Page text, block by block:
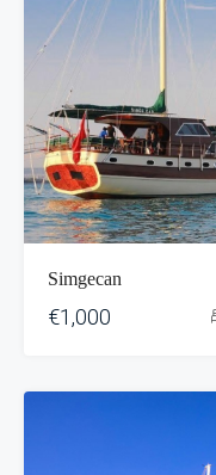
Simgecan
€1,000